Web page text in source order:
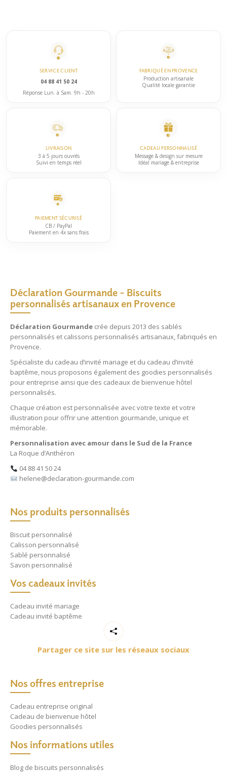
SERVICE CLIENT
04 88 41 50 24
Réponse Lun. à Sam. 9h - 20h
FABRIQUÉ EN PROVENCE
Production artisanale
Qualité locale garantie
LIVRAISON
3 à 5 jours ouvrés
Suivi en temps réel
CADEAU PERSONNALISÉ
Message & design sur mesure
Idéal mariage & entreprise
PAIEMENT SÉCURISÉ
CB / PayPal
Paiement en 4x sans frais
Déclaration Gourmande – Biscuits
personnalisés artisanaux en Provence
Déclaration Gourmande crée depuis 2013 des sablés
personnalisés et calissons personnalisés artisanaux, fabriqués en
Provence.
Spécialiste du cadeau d’invité mariage et du cadeau d’invité
baptême, nous proposons également des goodies personnalisés
pour entreprise ainsi que des cadeaux de bienvenue hôtel
personnalisés.
Chaque création est personnalisée avec votre texte et votre
illustration pour offrir une attention gourmande, unique et
mémorable.
Personnalisation avec amour dans le Sud de la France
La Roque d’Anthéron
04 88 41 50 24
helene@declaration-gourmande.com
Nos produits personnalisés
Biscuit personnalisé
Calisson personnalisé
Sablé personnalisé
Savon personnalisé
Vos cadeaux invités
Cadeau invité mariage
Cadeau invité baptême
Partager ce site sur les réseaux sociaux
Nos offres entreprise
Cadeau entreprise original
Cadeau de bienvenue hôtel
Goodies personnalisés
Nos informations utiles
Blog de biscuits personnalisés